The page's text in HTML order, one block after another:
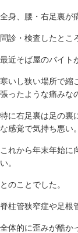
全身、腰・右足裏が
問診・検査したとこ
最近そば屋のバイト
寒いし狭い場所で縮
張ったような痛みな
特に右足裏は足の裏
な感覚で気持ち悪い。
これから年末年始に
い。
とのことでした。
脊柱管狭窄症や足根
全体的に歪みが酷か